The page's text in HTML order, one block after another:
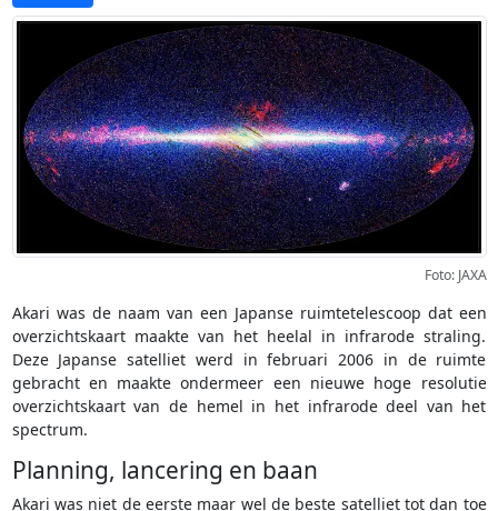
Foto: JAXA
Akari was de naam van een Japanse ruimtetelescoop dat een
overzichtskaart maakte van het heelal in infrarode straling.
Deze Japanse satelliet werd in februari 2006 in de ruimte
gebracht en maakte ondermeer een nieuwe hoge resolutie
overzichtskaart van de hemel in het infrarode deel van het
spectrum.
Planning, lancering en baan
Akari was niet de eerste maar wel de beste satelliet tot dan toe